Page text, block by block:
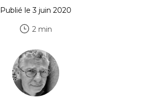
Publié le 3 juin 2020
2 min